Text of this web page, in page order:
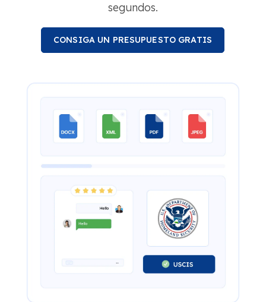
segundos.
CONSIGA UN PRESUPUESTO GRATIS